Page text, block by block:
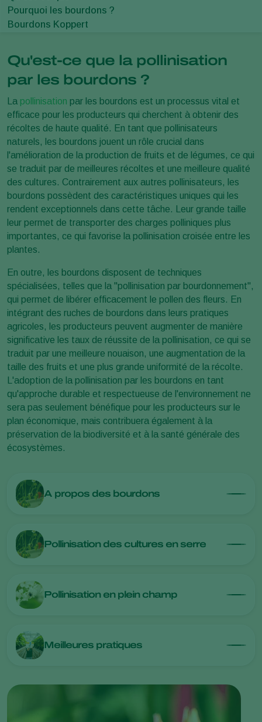
Pourquoi les bourdons ?
Bourdons Koppert
Qu'est-ce que la pollinisation
par les bourdons ?
La pollinisation par les bourdons est un processus vital et
efficace pour les producteurs qui cherchent à obtenir des
récoltes de haute qualité. En tant que pollinisateurs
naturels, les bourdons jouent un rôle crucial dans
l'amélioration de la production de fruits et de légumes, ce qui
se traduit par de meilleures récoltes et une meilleure qualité
des cultures. Contrairement aux autres pollinisateurs, les
bourdons possèdent des caractéristiques uniques qui les
rendent exceptionnels dans cette tâche. Leur grande taille
leur permet de transporter des charges polliniques plus
importantes, ce qui favorise la pollinisation croisée entre les
plantes.
En outre, les bourdons disposent de techniques
spécialisées, telles que la "pollinisation par bourdonnement",
qui permet de libérer efficacement le pollen des fleurs. En
intégrant des ruches de bourdons dans leurs pratiques
agricoles, les producteurs peuvent augmenter de manière
significative les taux de réussite de la pollinisation, ce qui se
traduit par une meilleure nouaison, une augmentation de la
taille des fruits et une plus grande uniformité de la récolte.
L'adoption de la pollinisation par les bourdons en tant
qu'approche durable et respectueuse de l'environnement ne
sera pas seulement bénéfique pour les producteurs sur le
plan économique, mais contribuera également à la
préservation de la biodiversité et à la santé générale des
écosystèmes.
A propos des bourdons
Pollinisation des cultures en serre
Pollinisation en plein champ
Meilleures pratiques